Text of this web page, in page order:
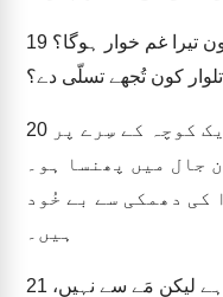
19
کون تُجھے تسلّی دے؟
20
جال میں پھنسا ہو۔
کی دھمکی سے بے خُود
ہیں۔
21